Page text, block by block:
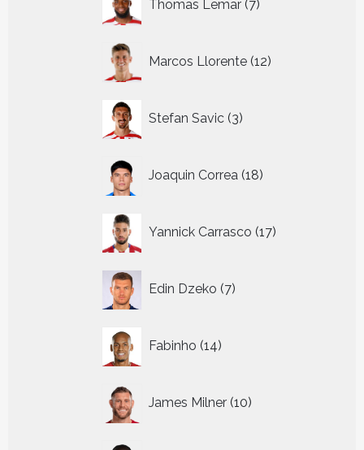
Thomas Lemar 7
producten
Marcos Llorente 12
producten
Stefan Savic 3
producten
Joaquin Correa 18
producten
Yannick Carrasco 17
producten
Edin Dzeko 7
producten
Fabinho 14
producten
James Milner 10
producten